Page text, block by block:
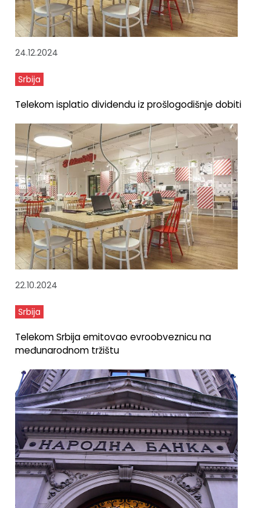
24.12.2024
Srbija
Telekom isplatio dividendu iz prošlogodišnje dobiti
22.10.2024
Srbija
Telekom Srbija emitovao evroobveznicu na
međunarodnom tržištu